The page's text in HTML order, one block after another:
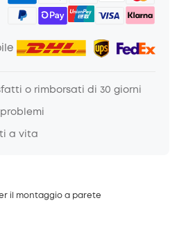
o rimborsati di 30 giorni
a vita
il montaggio a parete